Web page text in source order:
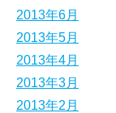
2013年6月
2013年5月
2013年4月
2013年3月
2013年2月